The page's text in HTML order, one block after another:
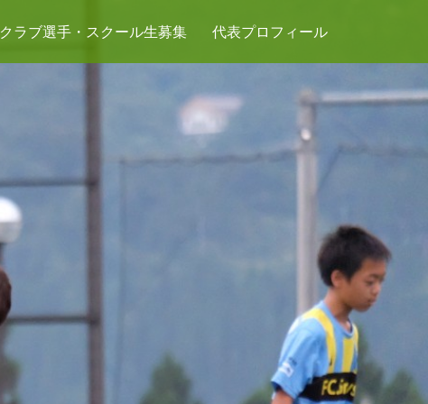
クラブ選手・スクール生募集 代表プロフィール